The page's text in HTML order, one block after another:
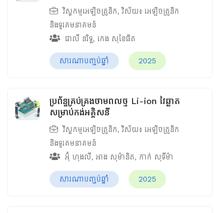
វិស្វកម្មអេឡិចត្រូនិក, វិស័យ៖ អេឡិចត្រូនិក
និងទូរគមនាគមន៍
ជាលី នរិទ្ធ, កេង សុខៃធិត
សារណាបញ្ចប់ឆ្នាំ 2025
ប្រព័ន្ធគ្រប់គ្រងថាមពលថ្ម​ Li-ion វៃឆ្លាត
សម្រាប់កង់អគ្គិសនី
វិស្វកម្មអេឡិចត្រូនិក, វិស័យ៖ អេឡិចត្រូនិក
និងទូរគមនាគមន៍
អ៊ុំ ហុងលី, អាង សុម៉ានិត, កាក់ សុទីម៉ា
សារណាបញ្ចប់ឆ្នាំ 2025